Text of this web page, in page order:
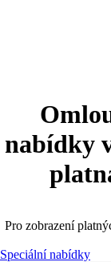
nabídky
Pro zobrazení
Speciální nabídky